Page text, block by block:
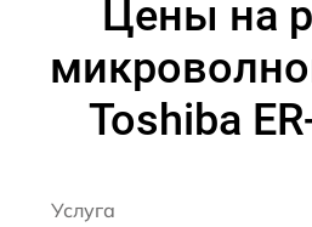
Цены на
Toshiba
Услуга